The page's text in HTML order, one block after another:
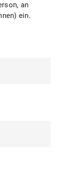
an
ein.